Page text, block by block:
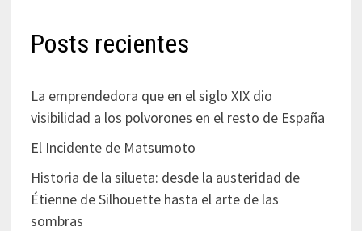
Posts recientes
La emprendedora que en el siglo XIX dio
visibilidad a los polvorones en el resto de España
El Incidente de Matsumoto
Historia de la silueta: desde la austeridad de
Étienne de Silhouette hasta el arte de las
sombras